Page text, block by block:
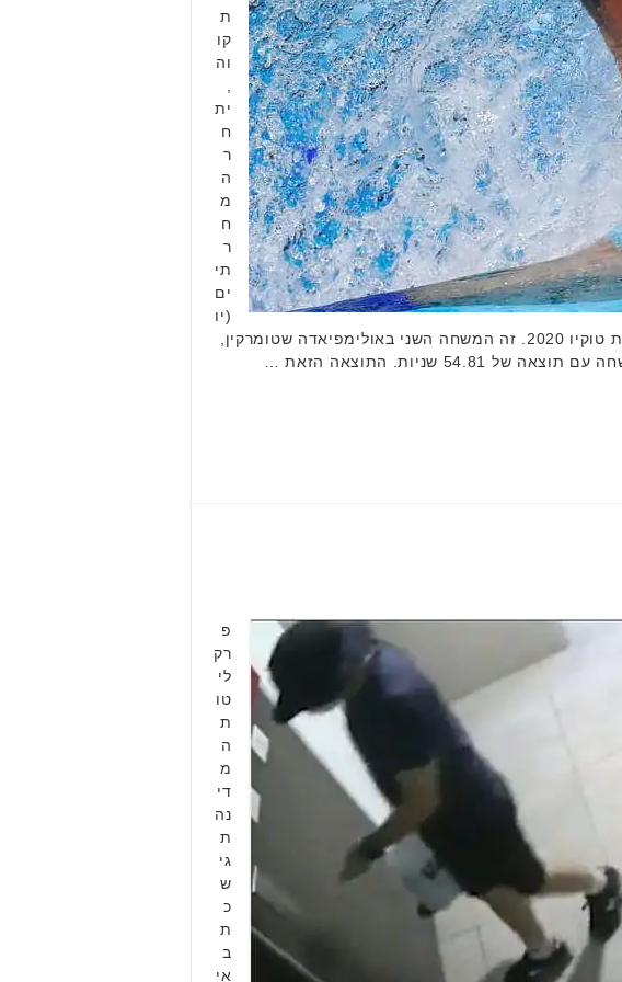
ת
קו
וה
ית
ח
ר
ה
מ
ח
ר
תי
ים
(יו
ם רביעי) בשעה 13:19 שעון ישראל במשחה המוקדמות הראשון ב-200 מטר גב באולימפיאדת טוקיו 2020. זה המשחה השני באולימפיאדה שטומרקין,
פ
רק
לי
טו
ת
ה
מ
די
נה
ת
גי
ש
כ
ת
ב
אי